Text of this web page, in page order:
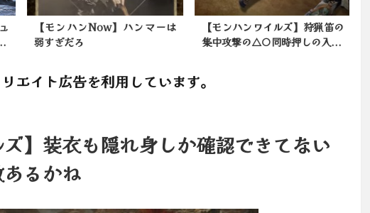
【モンハンNow】ハンマーは
弱すぎだろ
【モンハンワイルズ】狩猟笛の
集中攻撃の△〇同時押しの入...
エイト広告を利用しています。
ズ】装衣も隠れ身しか確認できてない
るかね